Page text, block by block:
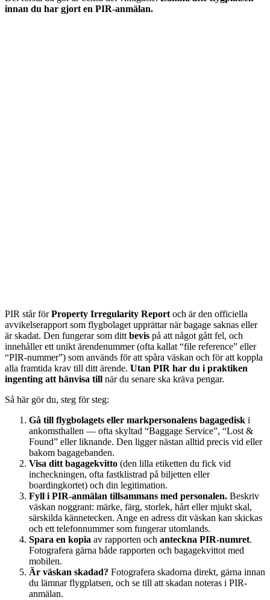
innan du har gjort en PIR-anmälan.
PIR står förProperty Irregularity Reportoch är den officiella
avvikelserapport som flygbolaget upprättar när bagage saknas eller
är skadat. Den fungerar som dittbevis på att något gått fel, och
innehåller ett unikt ärendenummer (ofta kallat “file reference” eller
“PIR-nummer”) som används för att spåra väskan och för att koppla
alla framtida krav till ditt ärende. Utan PIR har du i praktiken
ingenting att hänvisa till när du senare ska kräva pengar.
Så här gör du, steg för steg:
Gå till flygbolagets eller markpersonalens bagagedisk i
ankomsthallen — ofta skyltad “Baggage Service”, “Lost &
Found” eller liknande. Den ligger nästan alltid precis vid eller
bakom bagagebanden.
Visa ditt bagagekvitto (den lilla etiketten du fick vid
incheckningen, ofta fastklistrad på biljetten eller
boardingkortet) och din legitimation.
Fyll i PIR-anmälan tillsammans med personalen. Beskriv
väskan noggrant: märke, färg, storlek, hårt eller mjukt skal,
särskilda kännetecken. Ange en adress dit väskan kan skickas
och ett telefonnummer som fungerar utomlands.
Spara en kopia av rapporten och anteckna PIR-numret.
Fotografera gärna både rapporten och bagagekvittot med
mobilen.
Är väskan skadad? Fotografera skadorna direkt, gärna innan
du lämnar flygplatsen, och se till att skadan noteras i PIR-
anmälan.